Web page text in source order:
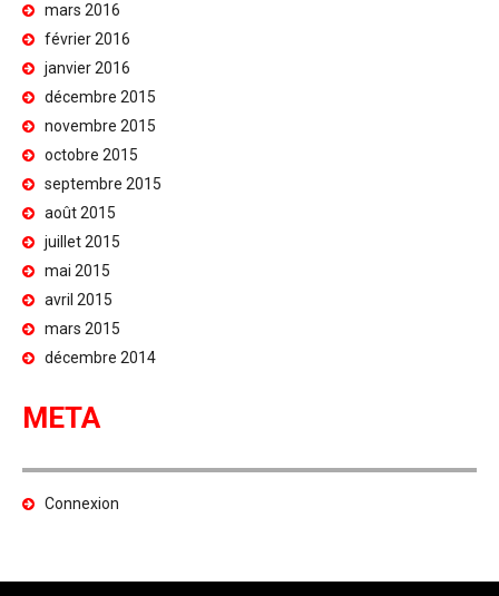
mars 2016
février 2016
janvier 2016
décembre 2015
novembre 2015
octobre 2015
septembre 2015
août 2015
juillet 2015
mai 2015
avril 2015
mars 2015
décembre 2014
META
Connexion